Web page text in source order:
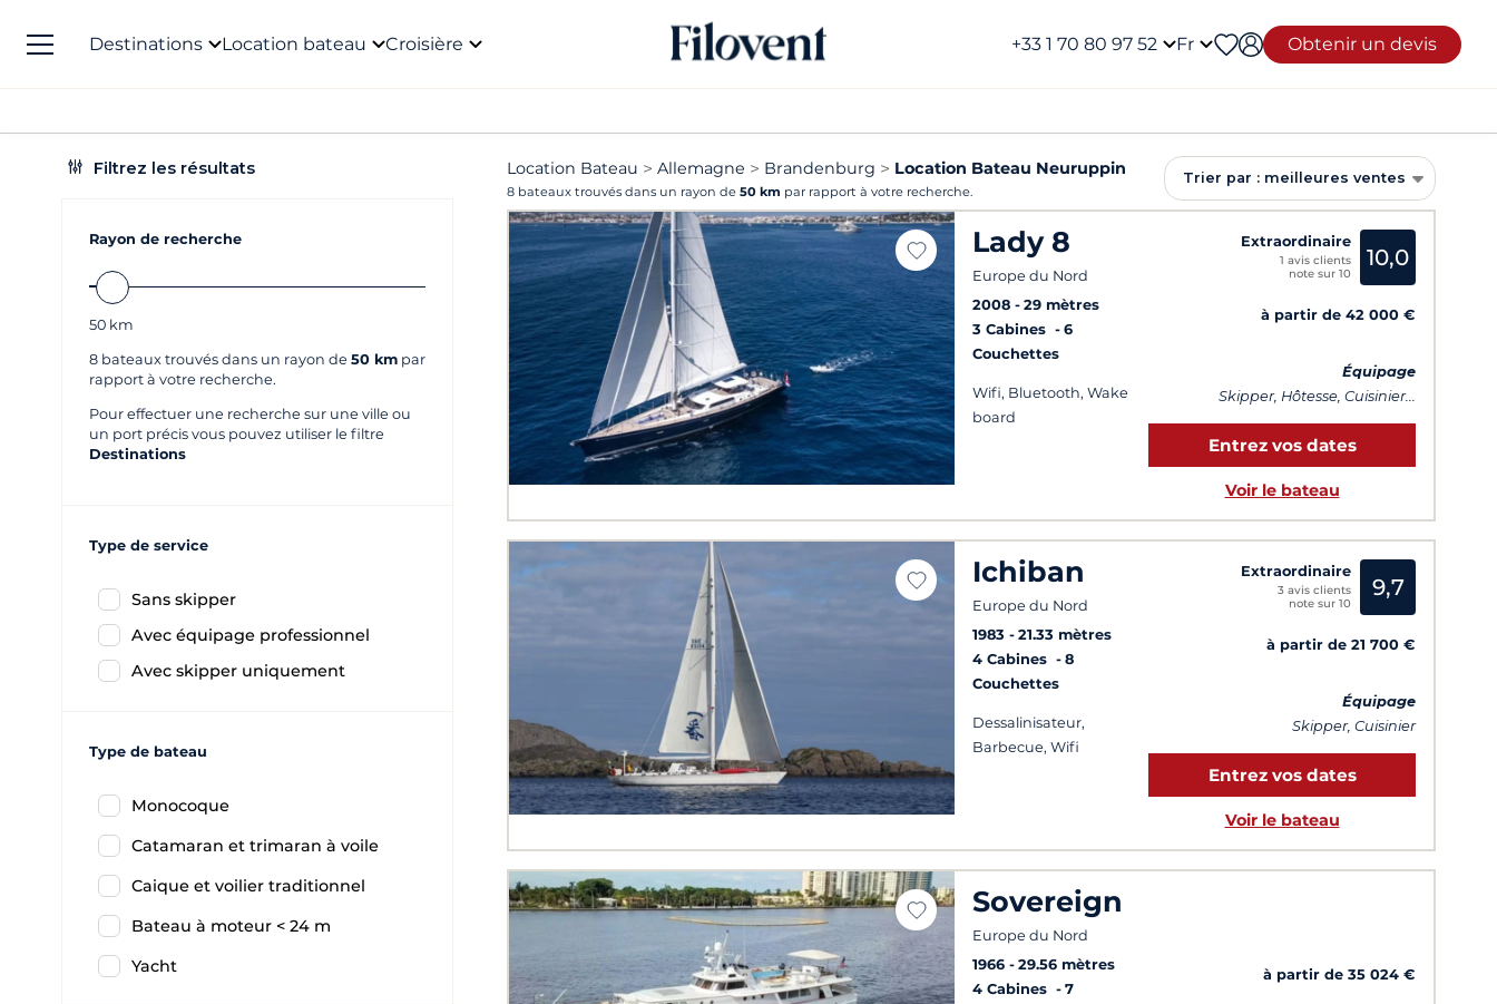
Destinations Location bateau Croisière +33 1 70 80 97 52 Fr Obtenir un devis
Filtrez les résultats
Rayon de recherche
50 km
8 bateaux trouvés dans un rayon de 50 km par
rapport à votre recherche.
Pour effectuer une recherche sur une ville ou
un port précis vous pouvez utiliser le filtre
Destinations
Type de service
Sans skipper
Avec équipage professionnel
Avec skipper uniquement
Type de bateau
Monocoque
Catamaran et trimaran à voile
Caique et voilier traditionnel
Bateau à moteur < 24 m
Yacht
Location Bateau Allemagne Brandenburg Location Bateau Neuruppin
8 bateaux trouvés dans un rayon de 50 km par rapport à votre recherche.
Trier par : meilleures ventes
Lady 8
Europe du Nord
2008
29 mètres
3 Cabines
6
Couchettes
Wifi, Bluetooth, Wake
board
Extraordinaire
1 avis clients
note sur 10
10,0
à partir de 42 000 €
Équipage
Skipper, Hôtesse, Cuisinier...
Entrez vos dates
Voir le bateau
Ichiban
Europe du Nord
1983
21.33 mètres
4 Cabines
8
Couchettes
Dessalinisateur,
Barbecue, Wifi
Extraordinaire
3 avis clients
note sur 10
9,7
à partir de 21 700 €
Équipage
Skipper, Cuisinier
Entrez vos dates
Voir le bateau
Sovereign
Europe du Nord
1966
29.56 mètres
4 Cabines
7
à partir de 35 024 €